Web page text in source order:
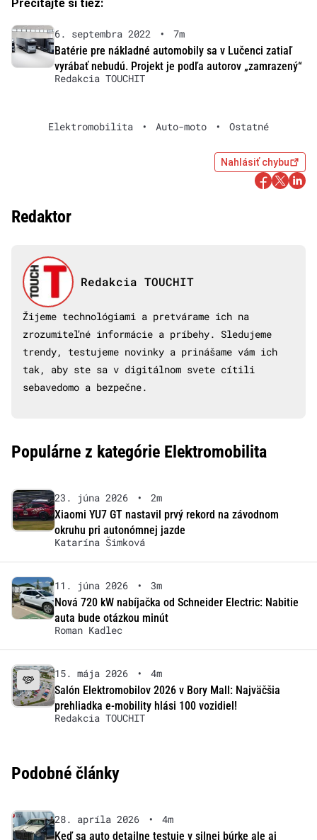
Prečítajte si tiež:
6. septembra 2022 •
7m
Batérie pre nákladné automobily sa v Lučenci zatiaľ
vyrábať nebudú. Projekt je podľa autorov „zamrazený“
Redakcia TOUCHIT
Elektromobilita • Auto-moto • Ostatné
Nahlásiť chybu
Redaktor
Redakcia TOUCHIT
Žijeme technológiami a pretvárame ich na
zrozumiteľné informácie a príbehy. Sledujeme
trendy, testujeme novinky a prinášame vám ich
tak, aby ste sa v digitálnom svete cítili
sebavedomo a bezpečne.
Populárne z kategórie Elektromobilita
23. júna 2026 •
2m
Xiaomi YU7 GT nastavil prvý rekord na závodnom
okruhu pri autonómnej jazde
Katarína Šimková
11. júna 2026 •
3m
Nová 720 kW nabíjačka od Schneider Electric: Nabitie
auta bude otázkou minút
Roman Kadlec
15. mája 2026 •
4m
Salón Elektromobilov 2026 v Bory Mall: Najväčšia
prehliadka e-mobility hlási 100 vozidiel!
Redakcia TOUCHIT
Podobné články
28. apríla 2026 •
4m
Keď sa auto detailne testuje v silnej búrke ale aj